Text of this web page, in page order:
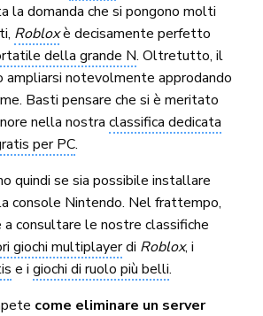
la domanda che si pongono molti
Robloxè decisamente perfetto
della grande N. Oltretutto, il
ampliarsi notevolmente approdando
Basti pensare che si è meritato
nella nostraclassifica dedicata
per PC.
quindi se sia possibile installare
console Nintendo. Nel frattempo,
a consultare le nostre classifiche
giochi multiplayerdi Roblox, i
e igiochi di ruolo più belli.
come eliminare un server